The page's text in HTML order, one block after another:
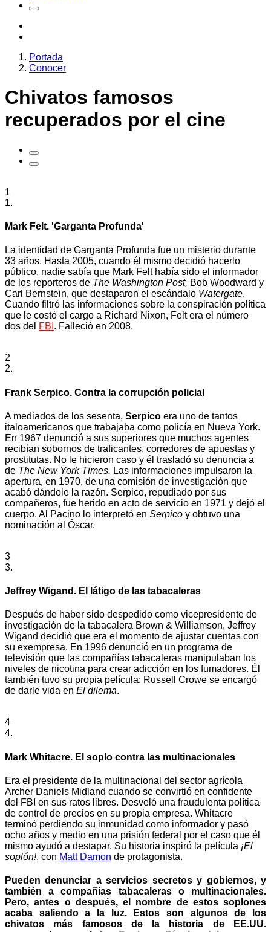
Portada
Conocer
Chivatos famosos
recuperados por el cine
1
1.
Mark Felt. 'Garganta Profunda'
La identidad de Garganta Profunda fue un misterio durante
33 años. Hasta 2005, cuando él mismo decidió hacerlo
público, nadie sabía que Mark Felt había sido el informador
de los reporteros de The Washington Post, Bob Woodward y
Carl Bernstein, que destaparon el escándalo Watergate.
Cuando filtró las informaciones sobre la conspiración política
que le costó el cargo a Richard Nixon, Felt era el número
dos del FBI . Falleció en 2008.
2
2.
Frank Serpico. Contra la corrupción policial
A mediados de los sesenta, Serpico era uno de tantos
italoamericanos que trabajaba como policía en Nueva York.
En 1967 denunció a sus superiores que muchos agentes
recibían sobornos de traficantes, corredores de apuestas y
prostitutas. No le hicieron caso y él trasladó su denuncia a
de The New York Times. Las informaciones impulsaron la
apertura, en 1970, de una comisión de investigación que
acabó dándole la razón. Serpico, repudiado por sus
compañeros, fue herido en acto de servicio en 1971 y dejó el
cuerpo. Al Pacino lo interpretó en Serpico y obtuvo una
nominación al Óscar.
3
3.
Jeffrey Wigand. El látigo de las tabacaleras
Después de haber sido despedido como vicepresidente de
investigación de la tabacalera Brown & Williamson, Jeffrey
Wigand decidió que era el momento de ajustar cuentas con
su exempresa. En 1996 denunció en un programa de
televisión que las compañías tabacaleras manipulaban los
niveles de nicotina para crear adicción en los fumadores. Él
también tuvo su propia película: Russell Crowe se encargó
de darle vida en El dilema.
4
4.
Mark Whitacre. El soplo contra las multinacionales
Era el presidente de la multinacional del sector agrícola
Archer Daniels Midland cuando se convirtió en confidente
del FBI en sus ratos libres. Desveló una fraudulenta política
de control de precios en su propia empresa. Whitacre
terminó perdiendo su inmunidad como informador y pasó
ocho años y medio en una prisión federal por el caso que él
mismo ayudó a destapar. Su historia inspiró la película ¡El
soplón!, con Matt Damon de protagonista.
Pueden denunciar a servicios secretos y gobiernos, y
también a compañías tabacaleras o multinacionales.
Pero, antes o después, el nombre de estos soplones
acaba saliendo a la luz. Estos son algunos de los
chivatos más famosos de la historia de EE.UU.